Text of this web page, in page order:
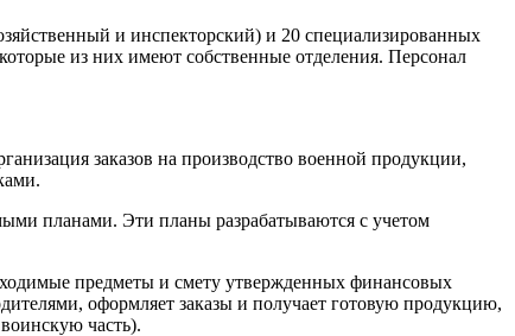
и инспекторский) и 20 специализированных
из них имеют собственные отделения. Персонал
заказов на производство военной продукции,
планами. Эти планы разрабатываются с учетом
предметы и смету утвержденных финансовых
оформляет заказы и получает готовую продукцию,
часть).